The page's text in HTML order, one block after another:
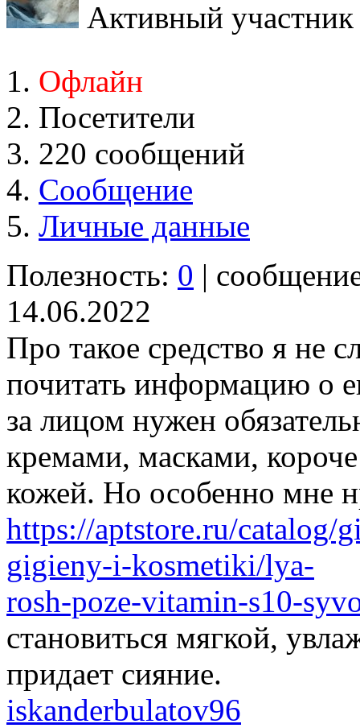
Активный участник
Офлайн
Посетители
220 сообщений
Сообщение
Личные данные
Полезность: 0 |
14.06.2022
Про такое средство я не
почитать информацию о
за лицом нужен
кремами, масками,
кожей. Но особенно мне
https://aptstore.ru/catalog/
gigieny-i-kosmetiki/lya-
rosh-poze-vitamin-s10-
становиться мягкой,
придает сияние.
iskanderbulatov96